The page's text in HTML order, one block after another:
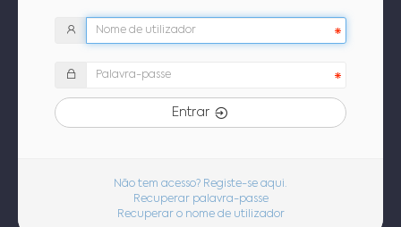
Entrar
Não tem acesso? Registe-se aqui.
Recuperar palavra-passe
Recuperar o nome de utilizador